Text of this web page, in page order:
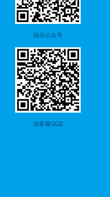
福步公众号
加客服QQ2